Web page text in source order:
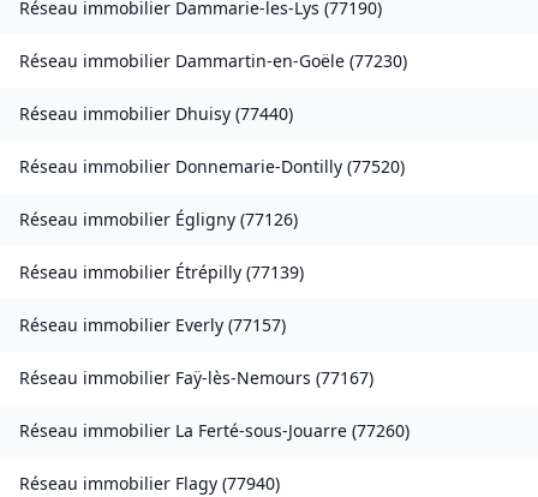
Réseau immobilier Dammarie-les-Lys (77190)
Réseau immobilier Dammartin-en-Goële (77230)
Réseau immobilier Dhuisy (77440)
Réseau immobilier Donnemarie-Dontilly (77520)
Réseau immobilier Égligny (77126)
Réseau immobilier Étrépilly (77139)
Réseau immobilier Everly (77157)
Réseau immobilier Faÿ-lès-Nemours (77167)
Réseau immobilier La Ferté-sous-Jouarre (77260)
Réseau immobilier Flagy (77940)